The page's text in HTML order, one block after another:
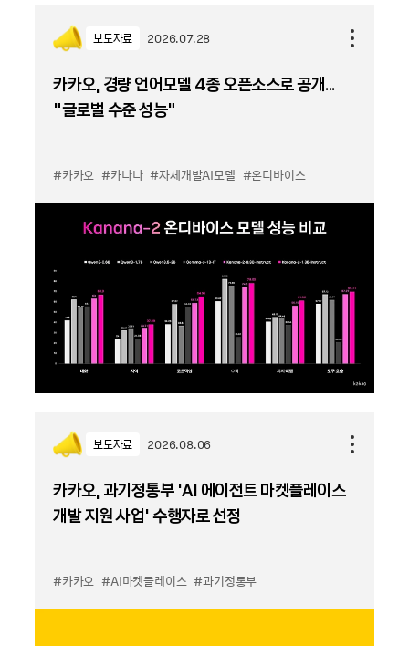
보도자료 2026.07.28
카카오, 경량 언어모델 4종 오픈소스로 공개...
“글로벌 수준 성능”
#카카오 #카나나 #자체개발AI모델 #온디바이스
보도자료 2026.08.06
카카오, 과기정통부 ‘AI 에이전트 마켓플레이스
개발 지원 사업’ 수행자로 선정
#카카오 #AI마켓플레이스 #과기정통부